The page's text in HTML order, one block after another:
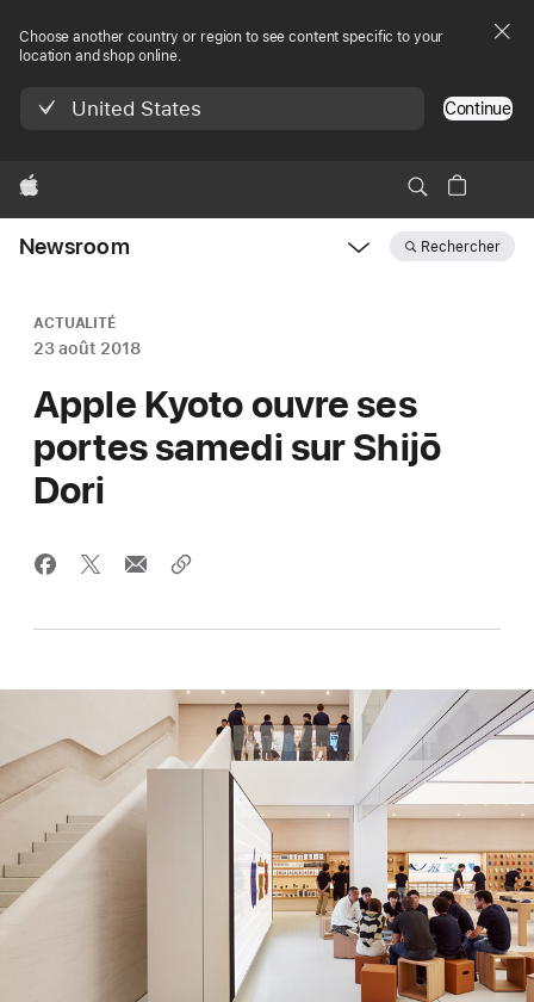
Choose another country or region to see content specific to your
location and shop online.
United States Continue
Apple
Newsroom Rechercher
ACTUALITÉ
23 août 2018
Apple Kyoto ouvre ses
portes samedi sur Shijō
Dori